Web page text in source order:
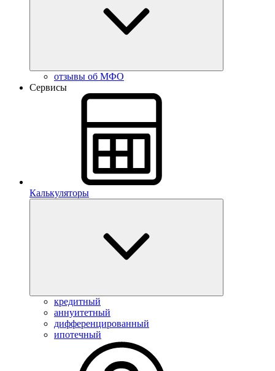
отзывы об МФО
Сервисы
Калькуляторы
кредитный
аннуитетный
дифференцированный
ипотечный